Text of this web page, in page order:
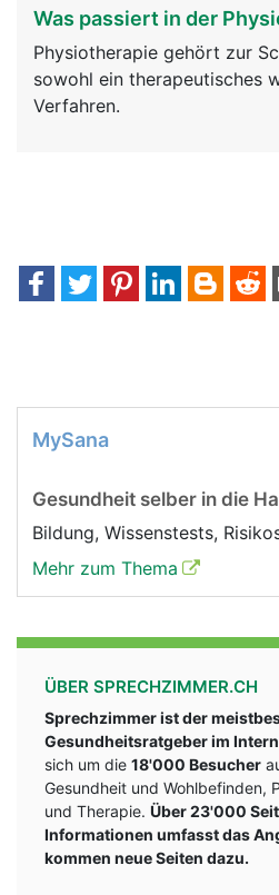
Was passiert in der
Physiotherapie gehört zur
sowohl ein therapeutisches
Verfahren.
MySana
Gesundheit selber in die
Bildung, Wissenstests,
Mehr zum Thema
ÜBER SPRECHZIMMER.CH
Sprechzimmer ist der
Gesundheitsratgeber im
sich um die 18'000 Besucher
Gesundheit und Wohlbefinden,
und Therapie. Über 23'000
Informationen umfasst das
kommen neue Seiten dazu.